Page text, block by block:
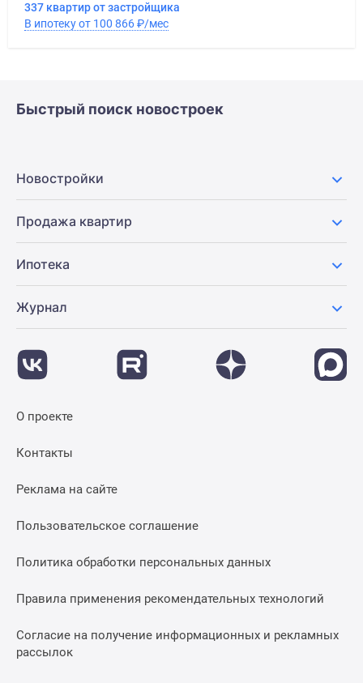
337 квартир от застройщика
В ипотеку от 100 866₽/мес
Быстрый поиск новостроек
Новостройки
Продажа квартир
Ипотека
Журнал
О проекте
Контакты
Реклама на сайте
Пользовательское соглашение
Политика обработки персональных данных
Правила применения рекомендательных технологий
Согласие на получение информационных и рекламных
рассылок